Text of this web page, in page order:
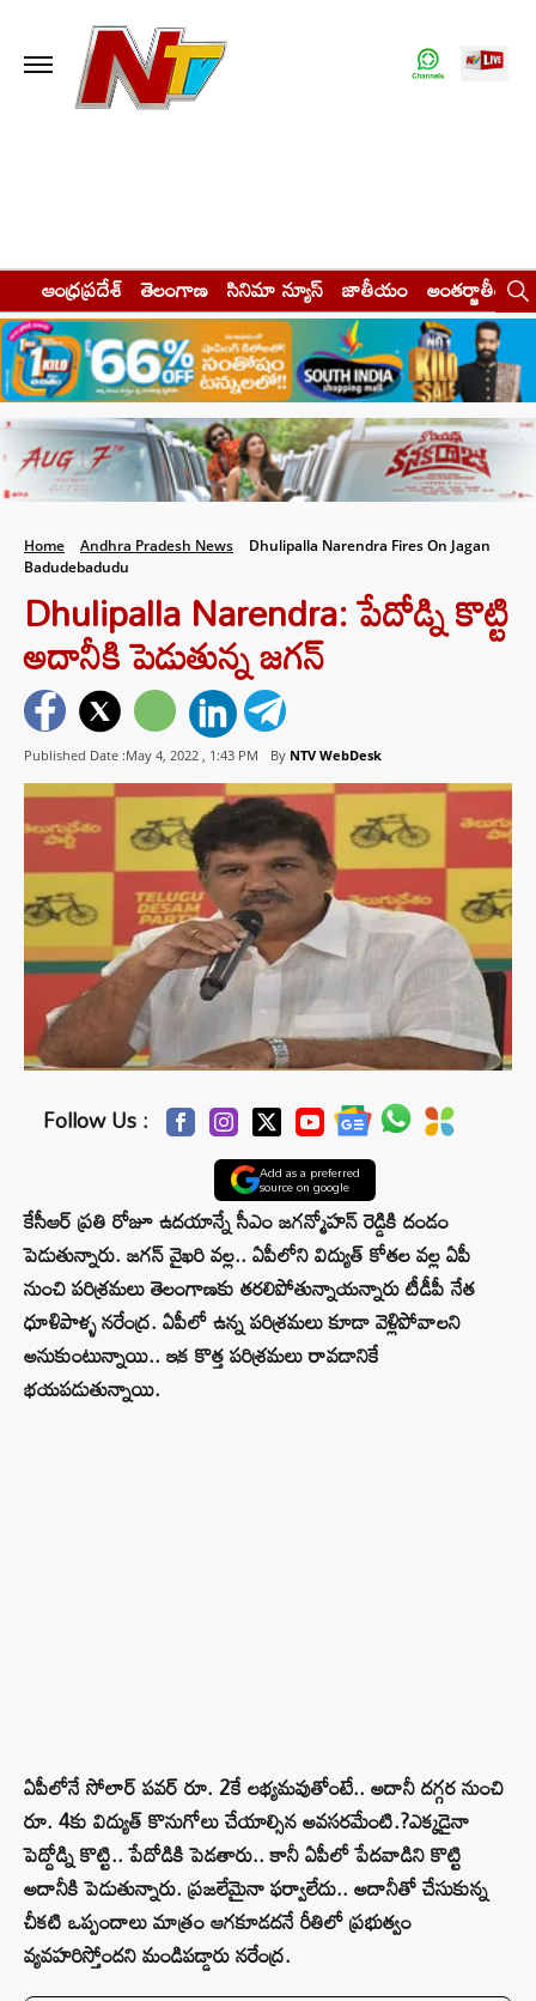
ఆంధ్రప్రదేశ్ తెలంగాణ సినిమా న్యూస్ జాతీయం అంతర్జాతీయం
Home Andhra Pradesh News
Dhulipalla Narendra Fires On Jagan
Badudebadudu
Dhulipalla Narendra: పేదోడ్ని కొట్టి
అదానీకి పెడుతున్న జగన్
Published Date :May 4, 2022 , 1:43 PM By NTV WebDesk
Follow Us :
Add as a preferred
source on google
కేసీఆర్‌ ప్రతి రోజూ ఉదయాన్నే సీఎం జగన్మోహన్ రెడ్డికి దండం
పెడుతున్నారు. జగన్‌ వైఖరి వల్ల.. ఏపీలోని విద్యుత్‌ కోతల వల్ల ఏపీ
నుంచి పరిశ్రమలు తెలంగాణకు తరలిపోతున్నాయన్నారు టీడీపీ నేత
ధూళిపాళ్ళ నరేంద్ర. ఏపీలో ఉన్న పరిశ్రమలు కూడా వెళ్లిపోవాలని
అనుకుంటున్నాయి.. ఇక కొత్త పరిశ్రమలు రావడానికే
భయపడుతున్నాయి.
ఏపీలోనే సోలార్‌ పవర్‌ రూ. 2కే లభ్యమవుతోంటే.. అదానీ దగ్గర నుంచి
రూ. 4కు విద్యుత్‌ కొనుగోలు చేయాల్సిన అవసరమేంటి.?ఎక్కడైనా
పెద్దోడ్ని కొట్టి.. పేదోడికి పెడతారు.. కానీ ఏపీలో పేదవాడిని కొట్టి
అదానీకి పెడుతున్నారు. ప్రజలేమైనా ఫర్వాలేదు.. అదానీతో చేసుకున్న
చీకటి ఒప్పందాలు మాత్రం ఆగకూడదనే రీతిలో ప్రభుత్వం
వ్యవహరిస్తోందని మండిపడ్డారు నరేంద్ర.